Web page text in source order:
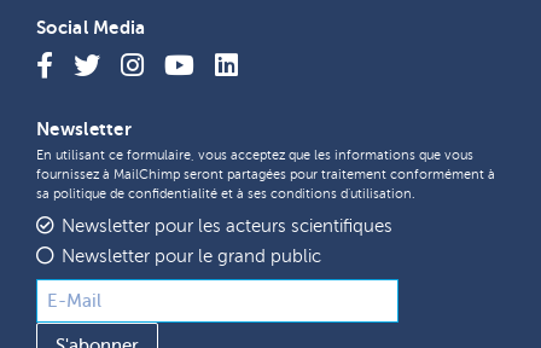
Social Media
Newsletter
En utilisant ce formulaire, vous acceptez que les informations que vous
fournissez à MailChimp seront partagées pour traitement conformément à
sa politique de confidentialité et à ses conditions d'utilisation
Newsletter pour les acteurs scientifiques
Newsletter pour le grand public